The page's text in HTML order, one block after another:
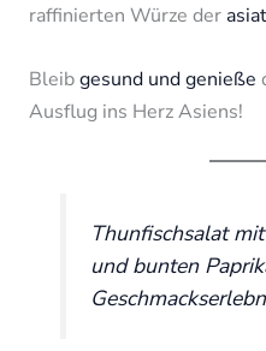
raffinierten Würze der
Bleibgesund und genieße
Ausflug ins Herz Asiens!
Thunfischsalat
und bunten